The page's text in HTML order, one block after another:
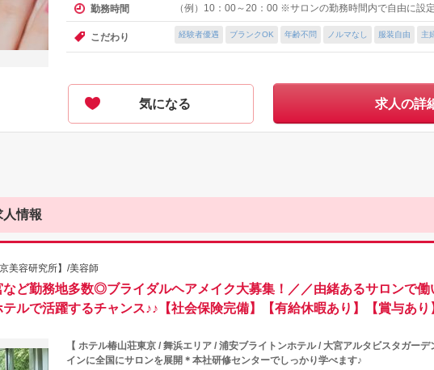
勤務時間 （例）10：00～20：00 ※サロンの勤務時間内で自由に設
こだわり 経験者優遇 ブランクOK 年齢不問 ノルマなし 服装自由 主
気になる 求人の詳
情報
美容研究所】/美容師
ど勤務地多数◎ブライダルヘアメイク大募集！／／由緒あるサロンで働
ルで活躍するチャンス♪♪【社会保険完備】【有給休暇あり】【賞与あり
【 ホテル椿山荘東京 / 舞浜エリア / 浦安ブライトンホテル / 大宮アルタビスタガー
インに全国にサロンを展開＊本社研修センターでしっかり学べます♪